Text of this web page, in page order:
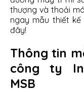
thượng và thoải
ngay mẫu thiết
đây!
Thông tin
công ty
MSB